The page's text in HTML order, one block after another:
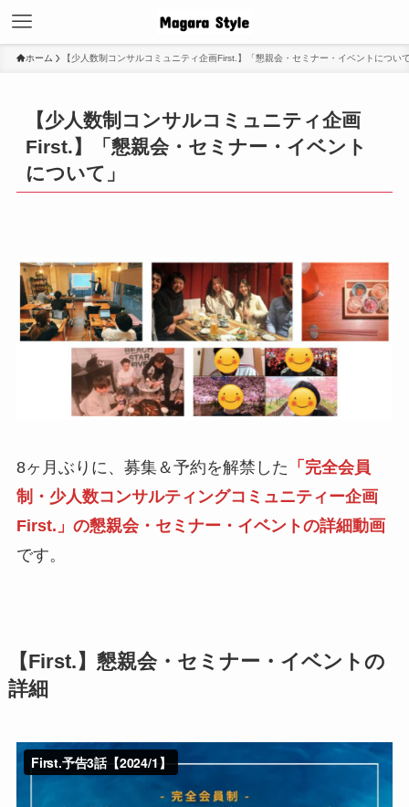
ホーム 【少人数制コンサルコミュニティ企画First.】「懇親会・セミナー・イベントについ
【少人数制コンサルコミュニティ企画
First.】「懇親会・セミナー・イベント
について」
8ヶ月ぶりに、募集＆予約を解禁した 「完全会員
制・少人数コンサルティングコミュニティー企画
First.」の懇親会・セミナー・イベントの詳細動画
です。
【First.】懇親会・セミナー・イベントの
詳細